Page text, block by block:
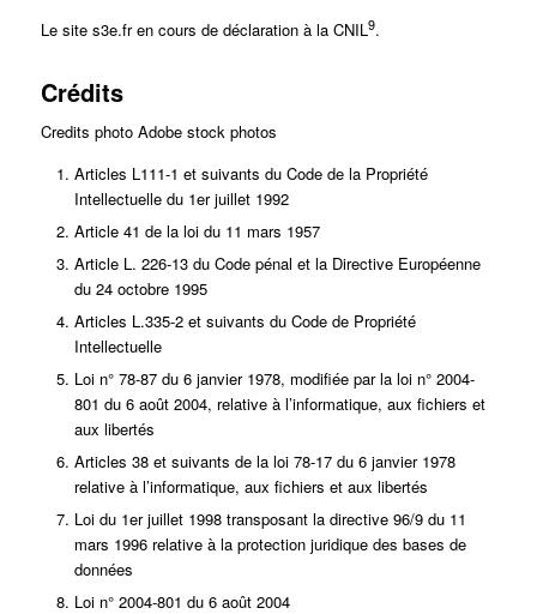
Le site s3e.fr en cours de déclaration à la CNIL9.
Crédits
Credits photo Adobe stock photos
Articles L111-1 et suivants du Code de la Propriété
Intellectuelle du 1er juillet 1992
Article 41 de la loi du 11 mars 1957
Article L. 226-13 du Code pénal et la Directive Européenne
du 24 octobre 1995
Articles L.335-2 et suivants du Code de Propriété
Intellectuelle
Loi n° 78-87 du 6 janvier 1978, modifiée par la loi n° 2004-
801 du 6 août 2004, relative à l’informatique, aux fichiers et
aux libertés
Articles 38 et suivants de la loi 78-17 du 6 janvier 1978
relative à l’informatique, aux fichiers et aux libertés
Loi du 1er juillet 1998 transposant la directive 96/9 du 11
mars 1996 relative à la protection juridique des bases de
données
Loi n° 2004-801 du 6 août 2004